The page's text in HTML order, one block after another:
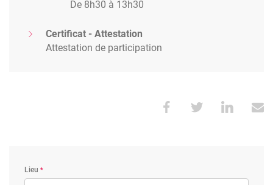
De 8h30 à 13h30
Certificat - Attestation
Attestation de participation
Lieu